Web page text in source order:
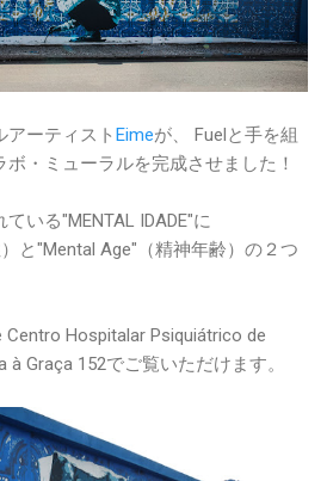
ーティスト Eimeが、 Fuelと手を組
・ミューラルを完成させました！
いる"MENTAL IDADE"に
と"Mental Age"（精神年齢）の２つ
Hospitalar Psiquiátrico de
à Graça 152でご覧いただけます。